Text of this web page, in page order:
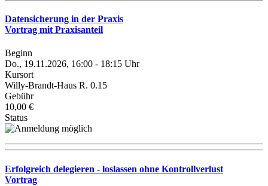
Datensicherung in der Praxis
Vortrag mit Praxisanteil
Beginn
Do., 19.11.2026, 16:00 - 18:15 Uhr
Kursort
Willy-Brandt-Haus R. 0.15
Gebühr
10,00 €
Status
Erfolgreich delegieren - loslassen ohne Kontrollverlust
Vortrag